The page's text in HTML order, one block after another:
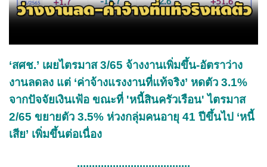
‘สศช.’ เผยไตรมาส 3/65 จ้างงานเพิ่มขึ้น-อัตราว่าง
งานลดลง แต่ ‘ค่าจ้างแรงงานที่แท้จริง’ หดตัว 3.1%
จากปัจจัยเงินเฟ้อ ขณะที่ 'หนี้สินครัวเรือน' ไตรมาส
2/65 ขยายตัว 3.5% ห่วงกลุ่มคนอายุ 41 ปีขึ้นไป ‘หนี้
เสีย’ เพิ่มขึ้นต่อเนื่อง
......................................